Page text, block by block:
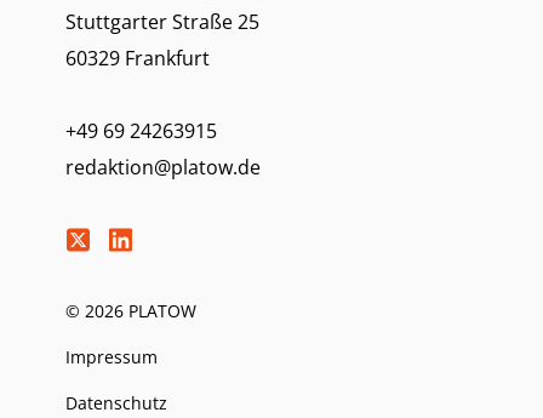
Stuttgarter Straße 25
60329 Frankfurt
+49 69 24263915
redaktion@platow.de
© 2026 PLATOW
Impressum
Datenschutz